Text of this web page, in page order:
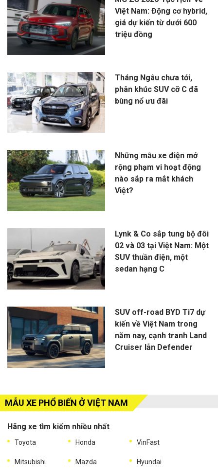
Việt Nam: Động cơ hybrid,
giá dự kiến từ dưới 600
triệu đồng
Tháng Ngâu chưa tới,
phân khúc SUV cỡ C đã
bùng nổ ưu đãi
Những mẫu xe điện mở
rộng phạm vi hoạt động
nào sắp ra mắt khách
Việt?
Lynk & Co sắp tung bộ đôi
02 và 03 tại Việt Nam: Một
SUV thuần điện, một
sedan hạng C
SUV off-road BYD Ti7 dự
kiến về Việt Nam trong
năm nay, cạnh tranh Land
Cruiser lẫn Defender
MẪU XE PHỔ BIẾN Ở VIỆT NAM
Hãng xe tìm kiếm nhiều nhất
Toyota Honda VinFast
Mitsubishi Mazda Hyundai